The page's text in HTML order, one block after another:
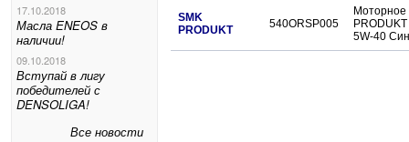
17.10.2018
Масла ENEOS в
наличии!
09.10.2018
Вступай в лигу
победителей с
DENSOLIGA!
Все новости
SMK
PRODUKT
540ORSP005
Моторное
5W-40